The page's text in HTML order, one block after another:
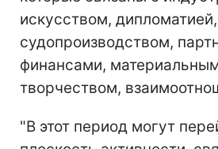
искусством, дипломатией,
судопроизводством,
финансами,
творчеством,
"В этот период могут